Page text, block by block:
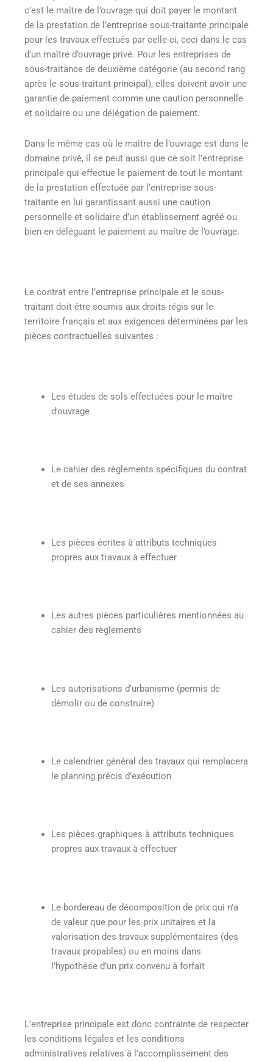
c’est le maître de l’ouvrage qui doit payer le montant
de la prestation de l’entreprise sous-traitante principale
pour les travaux effectués par celle-ci, ceci dans le cas
d’un maître d’ouvrage privé. Pour les entreprises de
sous-traitance de deuxième catégorie (au second rang
après le sous-traitant principal), elles doivent avoir une
garantie de paiement comme une caution personnelle
et solidaire ou une délégation de paiement.
Dans le même cas où le maître de l’ouvrage est dans le
domaine privé, il se peut aussi que ce soit l’entreprise
principale qui effectue le paiement de tout le montant
de la prestation effectuée par l’entreprise sous-
traitante en lui garantissant aussi une caution
personnelle et solidaire d’un établissement agréé ou
bien en déléguant le paiement au maître de l’ouvrage.
Le contrat entre l’entreprise principale et le sous-
traitant doit être soumis aux droits régis sur le
territoire français et aux exigences déterminées par les
pièces contractuelles suivantes :
Les études de sols effectuées pour le maître
d’ouvrage
Le cahier des règlements spécifiques du contrat
et de ses annexes
Les pièces écrites à attributs techniques
propres aux travaux à effectuer
Les autres pièces particulières mentionnées au
cahier des règlements
Les autorisations d’urbanisme (permis de
démolir ou de construire)
Le calendrier général des travaux qui remplacera
le planning précis d’exécution
Les pièces graphiques à attributs techniques
propres aux travaux à effectuer
Le bordereau de décomposition de prix qui n’a
de valeur que pour les prix unitaires et la
valorisation des travaux supplémentaires (des
travaux propables) ou en moins dans
l’hypothèse d’un prix convenu à forfait
L’entreprise principale est donc contrainte de respecter
les conditions légales et les conditions
administratives relatives à l’accomplissement des